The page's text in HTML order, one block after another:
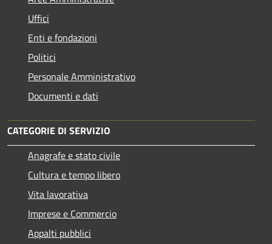
Uffici
Enti e fondazioni
Politici
Personale Amministrativo
Documenti e dati
CATEGORIE DI SERVIZIO
Anagrafe e stato civile
Cultura e tempo libero
Vita lavorativa
Imprese e Commercio
Appalti pubblici